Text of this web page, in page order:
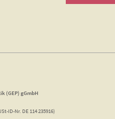
(GEP) gGmbH
ID-Nr. DE 114 235916)